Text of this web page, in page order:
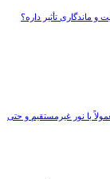
ماندگاری تأثیر داره؟
با نور غیرمستقیم و حتی